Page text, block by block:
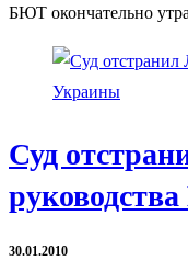
БЮТ окончательно
Суд
30.01.2010